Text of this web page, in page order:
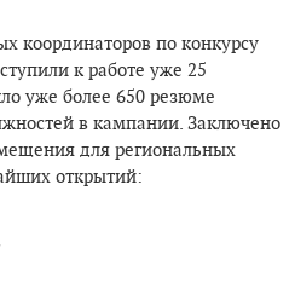
координаторов по конкурсу
к работе уже 25
уже более 650 резюме
в кампании. Заключено
для региональных
открытий: